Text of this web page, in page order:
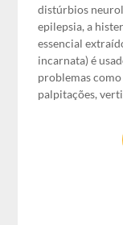
distúrbios
epilepsia, a
essencial
incarnata) é
problemas
palpitações,